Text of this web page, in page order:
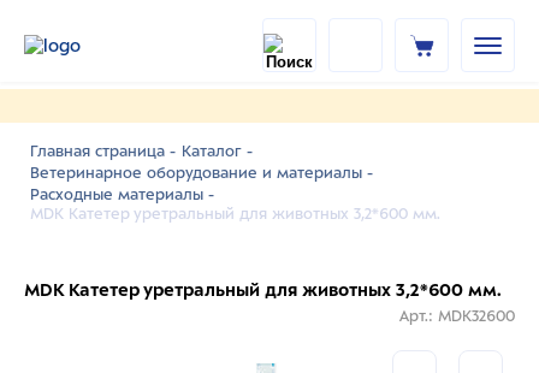
Главная страница - Каталог -
Ветеринарное оборудование и материалы -
Расходные материалы -
MDK Катетер уретральный для животных 3,2*600 мм.
MDK Катетер уретральный для животных 3,2*600 мм.
Арт.: MDK32600